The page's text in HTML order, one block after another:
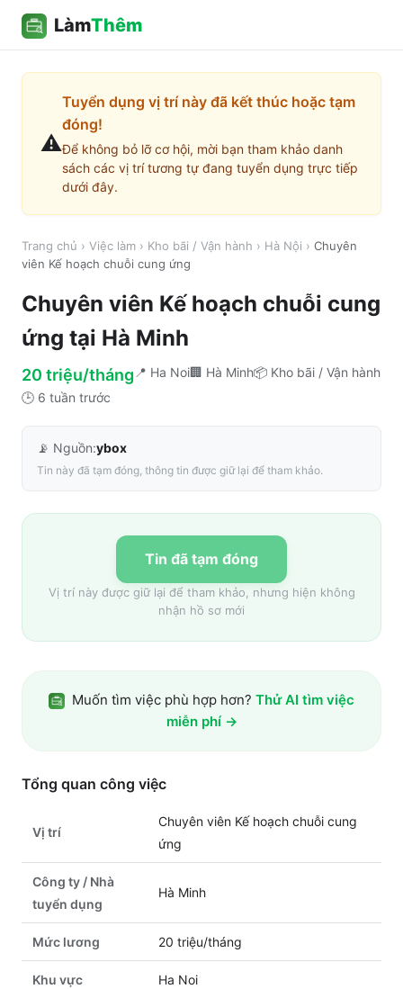
LàmThêm
⚠️
Tuyển dụng vị trí này đã kết thúc hoặc tạm
đóng!
Để không bỏ lỡ cơ hội, mời bạn tham khảo danh
sách các vị trí tương tự đang tuyển dụng trực tiếp
dưới đây.
Trang chủ › Việc làm › Kho bãi / Vận hành › Hà Nội › Chuyên
viên Kế hoạch chuỗi cung ứng
Chuyên viên Kế hoạch chuỗi cung
ứng tại Hà Minh
20 triệu/tháng 📍 Ha Noi🏢 Hà Minh📦 Kho bãi / Vận hành
🕒 6 tuần trước
📡 Nguồn:ybox
Tin này đã tạm đóng, thông tin được giữ lại để tham khảo.
Tin đã tạm đóng
Vị trí này được giữ lại để tham khảo, nhưng hiện không
nhận hồ sơ mới
Muốn tìm việc phù hợp hơn? Thử AI tìm việc
miễn phí →
Tổng quan công việc
Vị trí
Chuyên viên Kế hoạch chuỗi cung
ứng
Công ty / Nhà
tuyển dụng
Hà Minh
Mức lương 20 triệu/tháng
Khu vực Ha Noi